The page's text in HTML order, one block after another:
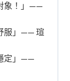
象！」——
服」—— 瑄
定」——